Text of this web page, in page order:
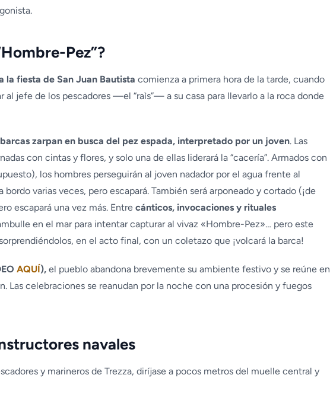
Pez”?
la fiesta de San Juan Bautista comienza a primera hora de la tarde, cuando
al jefe de los pescadores —el “raìs”— a su casa para llevarlo a la roca donde
zarpan en busca del pez espada, interpretado por un joven. Las
con cintas y flores, y solo una de ellas liderará la “cacería”. Armados con
los hombres perseguirán al joven nadador por el agua frente al
varias veces, pero escapará. También será arponeado y cortado (¡de
escapará una vez más. Entre cánticos, invocaciones y rituales
en el mar para intentar capturar al vivaz «Hombre-Pez»… pero este
en el acto final, con un coletazo que ¡volcará la barca!
AQUÍ), el pueblo abandona brevemente su ambiente festivo y se reúne en
Las celebraciones se reanudan por la noche con una procesión y fuegos
navales
y marineros de Trezza, diríjase a pocos metros del muelle central y